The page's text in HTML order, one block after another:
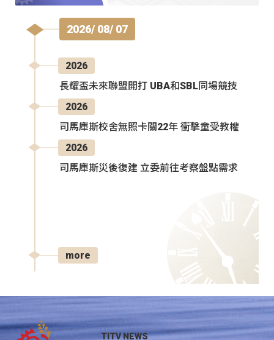
2026/ 08/ 07
2026
長耀盃未來聯盟開打 UBA和SBL同場競技
2026
司馬庫斯校舍無照卡關22年 衝擊童受教權
2026
司馬庫斯災後復建 立委前往考察盤點需求
more
TITV NEWS